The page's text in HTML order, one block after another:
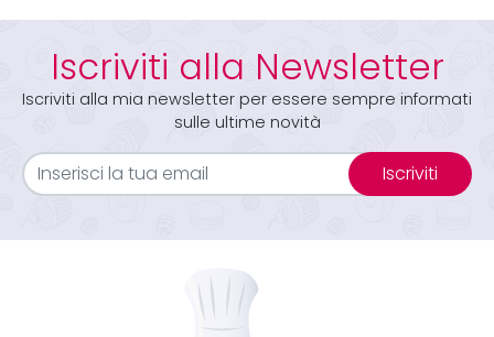
Iscriviti alla Newsletter
Iscriviti alla mia newsletter per essere sempre informati
sulle ultime novità
Iscriviti